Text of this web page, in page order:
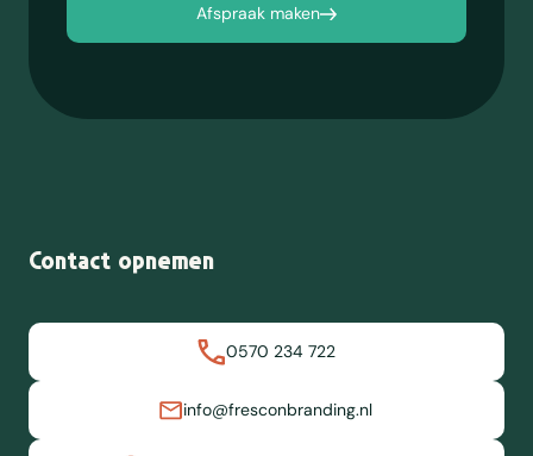
Afspraak maken
Contact opnemen
0570 234 722
info@fresconbranding.nl